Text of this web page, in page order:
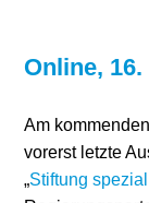
Online,
Am
vorerst letzte
„Stiftung